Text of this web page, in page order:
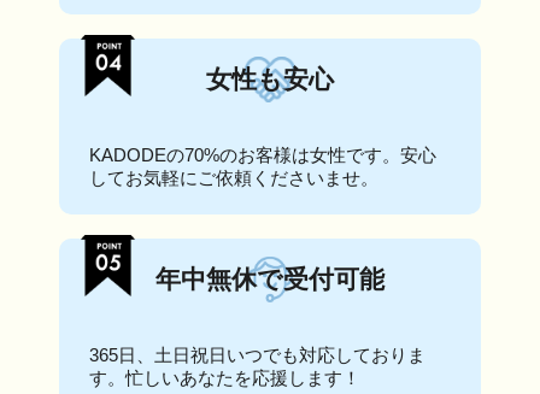
女性も安心
KADODEの70%のお客様は女性です。安心
してお気軽にご依頼くださいませ。
年中無休で受付可能
365日、土日祝日いつでも対応しておりま
す。忙しいあなたを応援します！